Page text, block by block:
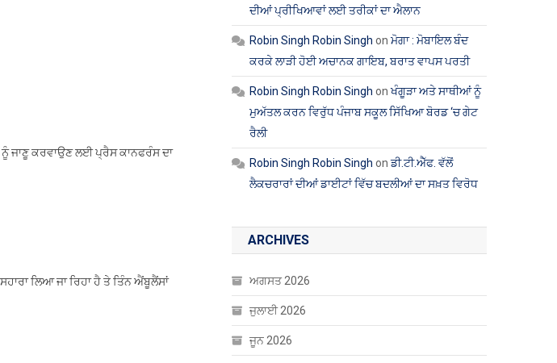
ਨੂੰ ਜਾਣੂ ਕਰਵਾਉਣ ਲਈ ਪ੍ਰੈਸ ਕਾਨਫਰੰਸ ਦਾ
ਲਿਆ ਜਾ ਰਿਹਾ ਹੈ ਤੇ ਤਿੰਨ ਐਂਬੂਲੈਂਸਾਂ
ਦੀਆਂ ਪ੍ਰੀਖਿਆਵਾਂ ਲਈ ਤਰੀਕਾਂ ਦਾ ਐਲਾਨ
Robin Singh Robin Singh onਮੋਗਾ : ਮੋਬਾਇਲ ਬੰਦ
ਕਰਕੇ ਲਾੜੀ ਹੋਈ ਅਚਾਨਕ ਗਾਇਬ, ਬਰਾਤ ਵਾਪਸ ਪਰਤੀ
Robin Singh Robin Singh onਖੰਗੂੜਾ ਅਤੇ ਸਾਥੀਆਂ ਨੂੰ
ਮੁਅੱਤਲ ਕਰਨ ਵਿਰੁੱਧ ਪੰਜਾਬ ਸਕੂਲ ਸਿੱਖਿਆ ਬੋਰਡ ‘ਚ ਗੇਟ
ਰੈਲੀ
Robin Singh Robin Singh onਡੀ.ਟੀ.ਐੱਫ. ਵੱਲੋਂ
ਲੈਕਚਰਾਰਾਂ ਦੀਆਂ ਡਾਈਟਾਂ ਵਿੱਚ ਬਦਲੀਆਂ ਦਾ ਸਖ਼ਤ ਵਿਰੋਧ
ARCHIVES
ਅਗਸਤ 2026
ਜੁਲਾਈ 2026
ਜੂਨ 2026